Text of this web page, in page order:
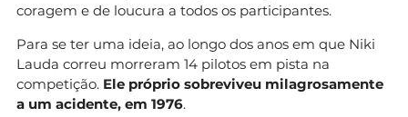
coragem e de loucura a todos os participantes.
Para se ter uma ideia, ao longo dos anos em que Niki
Lauda correu morreram 14 pilotos em pista na
competição. Ele próprio sobreviveu milagrosamente
a um acidente, em 1976.